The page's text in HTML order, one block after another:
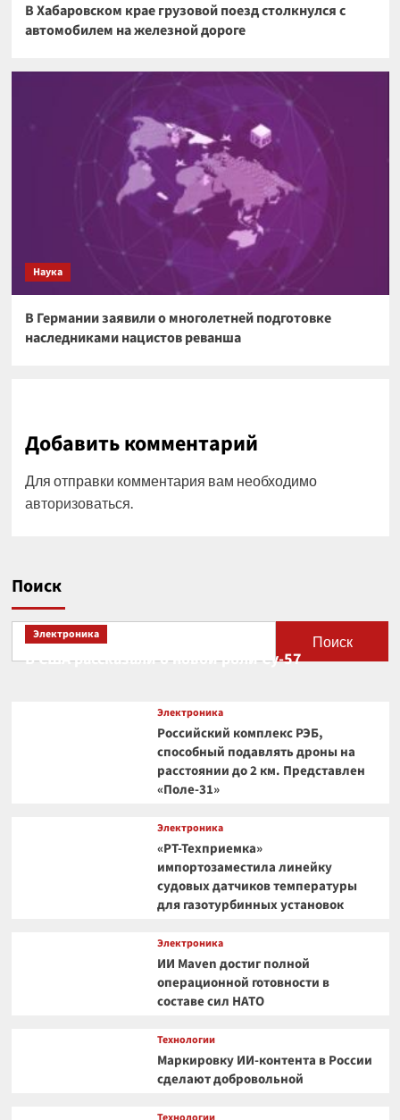
В Хабаровском крае грузовой поезд столкнулся с
автомобилем на железной дороге
Наука
В Германии заявили о многолетней подготовке
наследниками нацистов реванша
Добавить комментарий
Для отправки комментария вам необходимо
авторизоваться.
Поиск
Поиск
Электроника
В США рассказали о новой роли Су-57
Электроника
Российский комплекс РЭБ,
способный подавлять дроны на
расстоянии до 2 км. Представлен
«Поле-31»
Электроника
«РТ-Техприемка»
импортозаместила линейку
судовых датчиков температуры
для газотурбинных установок
Электроника
ИИ Maven достиг полной
операционной готовности в
составе сил НАТО
Технологии
Маркировку ИИ-контента в России
сделают добровольной